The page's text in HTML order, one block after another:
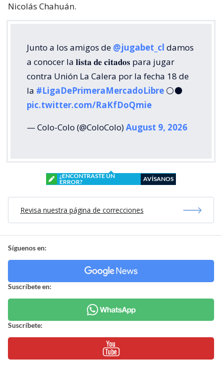
Nicolás Chahuán.
Junto a los amigos de @jugabet_cl damos
a conocer la 𝐥𝐢𝐬𝐭𝐚 𝐝𝐞 𝐜𝐢𝐭𝐚𝐝𝐨𝐬 para jugar
contra Unión La Calera por la fecha 18 de
la #LigaDePrimeraMercadoLibre ⚪⚫
pic.twitter.com/RaKfDoQmie
— Colo-Colo (@ColoColo)August 9, 2026
¿ENCONTRASTE UN
ERROR?
AVÍSANOS
Revisa nuestra página de correcciones
Síguenos en:
Suscríbete en:
Suscríbete: